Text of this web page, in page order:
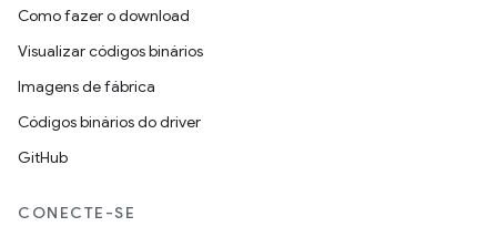
Como fazer o download
Visualizar códigos binários
Imagens de fábrica
Códigos binários do driver
GitHub
CONECTE-SE